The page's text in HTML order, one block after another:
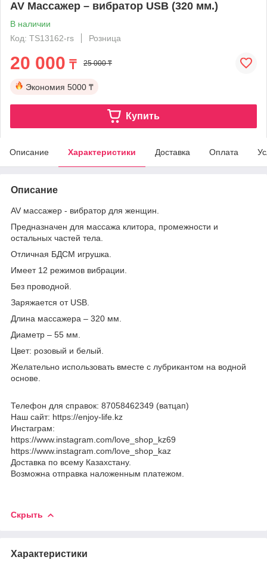
AV Массажер – вибратор USB (320 мм.)
В наличии
Код: TS13162-rs
Розница
20 000 ₸ 25 000 ₸
Экономия 5000 ₸
Купить
Описание Характеристики Доставка Оплата
Описание
AV массажер - вибратор для женщин.
Предназначен для массажа клитора, промежности и
остальных частей тела.
Отличная БДСМ игрушка.
Имеет 12 режимов вибрации.
Без проводной.
Заряжается от USB
Длина массажера – 320 мм.
Диаметр – 55 мм.
Цвет: розовый и белый.
Желательно использовать вместе с лубрикантом на водной
основе.
Телефон для справок: 87058462349 (ватцап)
Наш сайт: https://enjoy-life.kz
Инстаграм:
https://www.instagram.com/love_shop_kz69
https://www.instagram.com/love_shop_kaz
Доставка по всему Казахстану.
Возможна отправка наложенным платежом.
Скрыть
Характеристики